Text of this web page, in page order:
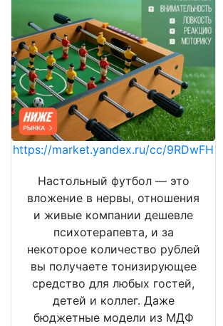
https://market.yandex.ru/cc/9RDwFH
Настольный футбол — это
вложение в нервы, отношения
и живые компании дешевле
психотерапевта, и за
некоторое количество рублей
вы получаете тонизирующее
средство для любых гостей,
детей и коллег. Даже
бюджетные модели из МДФ